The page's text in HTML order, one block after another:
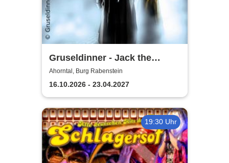
Gruseldinner - Jack the
Ripper
Ahorntal, Burg Rabenstein
16.10.2026 - 23.04.2027
19:30 Uhr